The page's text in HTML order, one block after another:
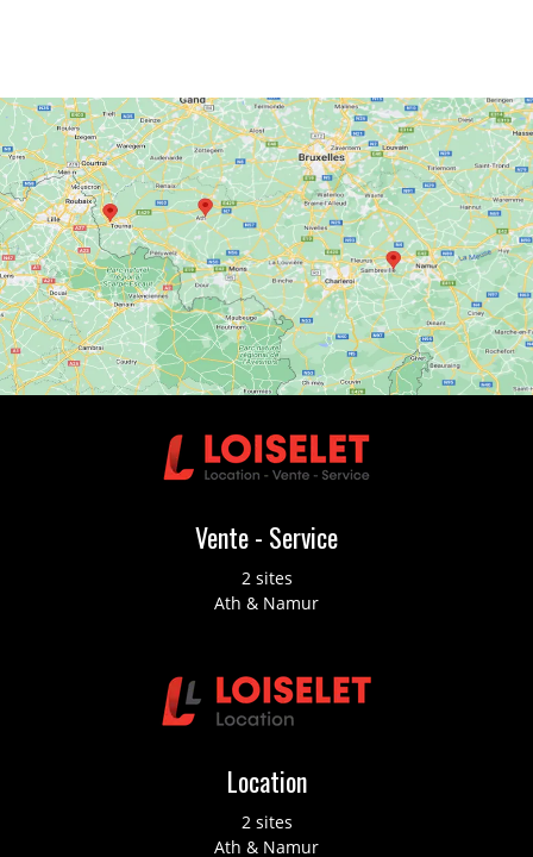
Vente - Service
2 sites
Ath & Namur
Location
2 sites
Ath & Namur